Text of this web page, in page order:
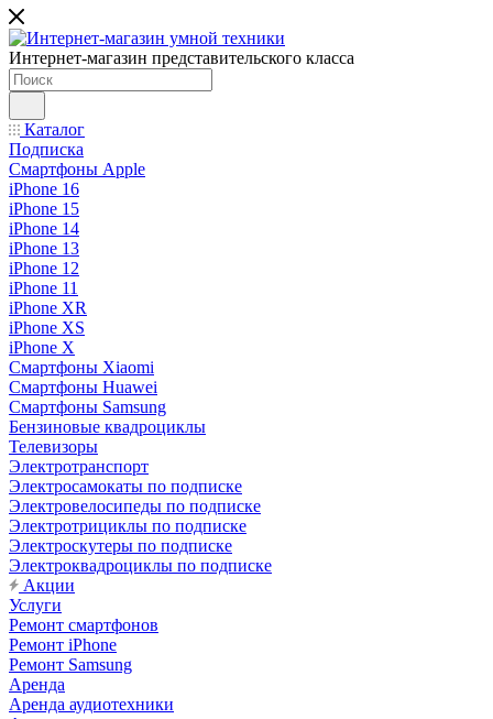
Интернет-магазин представительского класса
Каталог
Подписка
Смартфоны Apple
iPhone 16
iPhone 15
iPhone 14
iPhone 13
iPhone 12
iPhone 11
iPhone XR
iPhone XS
iPhone X
Смартфоны Xiaomi
Смартфоны Huawei
Смартфоны Samsung
Бензиновые квадроциклы
Телевизоры
Электротранспорт
Электросамокаты по подписке
Электровелосипеды по подписке
Электротрициклы по подписке
Электроскутеры по подписке
Электроквадроциклы по подписке
Акции
Услуги
Ремонт смартфонов
Ремонт iPhone
Ремонт Samsung
Аренда
Аренда аудиотехники